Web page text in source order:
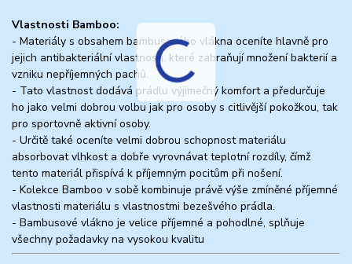
Vlastnosti Bamboo:
- Materiály s obsahem bambusového vlákna oceníte hlavně pro
jejich antibakteriální vlastnosti, které zabraňují množení bakterií a
vzniku nepříjemných pachů.
- Tato vlastnost dodává prádlu výjimečný komfort a předurčuje
ho jako velmi dobrou volbu jak pro osoby s citlivější pokožkou, tak
pro sportovně aktivní osoby.
- Určitě také oceníte velmi dobrou schopnost materiálu
absorbovat vlhkost a dobře vyrovnávat teplotní rozdíly, čímž
tento materiál přispívá k příjemným pocitům při nošení.
- Kolekce Bamboo v sobě kombinuje právě výše zmíněné příjemné
vlastnosti materiálu s vlastnostmi bezešvého prádla.
- Bambusové vlákno je velice příjemné a pohodlné, splňuje
všechny požadavky na vysokou kvalitu